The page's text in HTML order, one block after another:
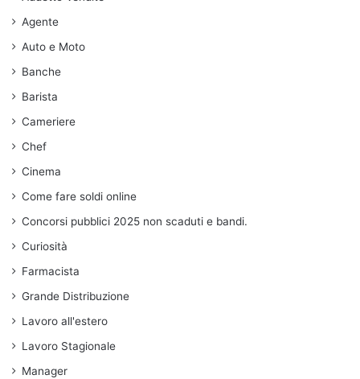
Agente
Auto e Moto
Banche
Barista
Cameriere
Chef
Cinema
Come fare soldi online
Concorsi pubblici 2025 non scaduti e bandi.
Curiosità
Farmacista
Grande Distribuzione
Lavoro all'estero
Lavoro Stagionale
Manager